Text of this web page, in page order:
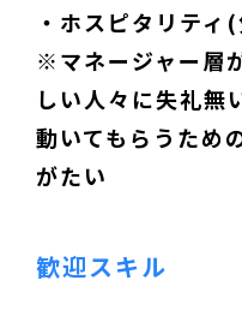
・ホスピタリティ
※マネージャー層
しい人々に失礼無
動いてもらうため
がたい
歓迎スキル